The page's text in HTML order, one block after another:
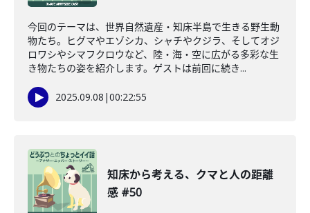
今回のテーマは、世界自然遺産・知床半島で生きる野生動
物たち。ヒグマやエゾシカ、シャチやクジラ、そしてオジ
ロワシやシマフクロウなど、陸・海・空に広がる多彩な生
き物たちの姿を紹介します。ゲストは前回に続き...
2025.09.08 |00:22:55
知床から考える、クマと人の距離
感 #50